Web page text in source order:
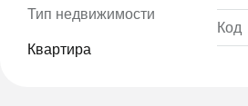
Тип недвижимости
Квартира
Код